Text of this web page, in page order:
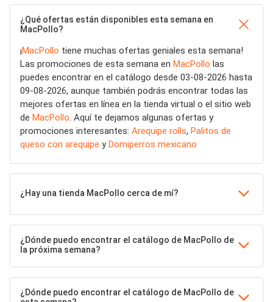
¿Qué ofertas están disponibles esta semana en
MacPollo?
¡MacPollo tiene muchas ofertas geniales esta semana!
Las promociones de esta semana en MacPollo las
puedes encontrar en el catálogo desde 03-08-2026 hasta
09-08-2026, aunque también podrás encontrar todas las
mejores ofertas en línea en la tienda virtual o el sitio web
de MacPollo. Aquí te dejamos algunas ofertas y
promociones interesantes: Arequipe rolls, Palitos de
queso con arequipe yDomiperros mexicano
¿Hay una tienda MacPollo cerca de mí?
¿Dónde puedo encontrar el catálogo de MacPollo de
la próxima semana?
¿Dónde puedo encontrar el catálogo de MacPollo de